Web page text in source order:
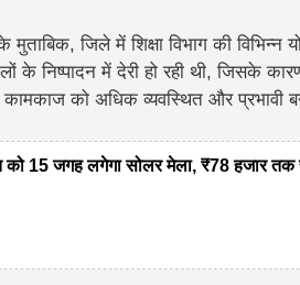
जिले में शिक्षा विभाग की विभिन्न
के निष्पादन में देरी हो रही थी, जिसके कारण
कामकाज को अधिक व्यवस्थित और
जगह लगेगा सोलर मेला, ₹78 हजार तक